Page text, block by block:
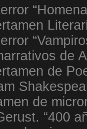
de
de
de
“400